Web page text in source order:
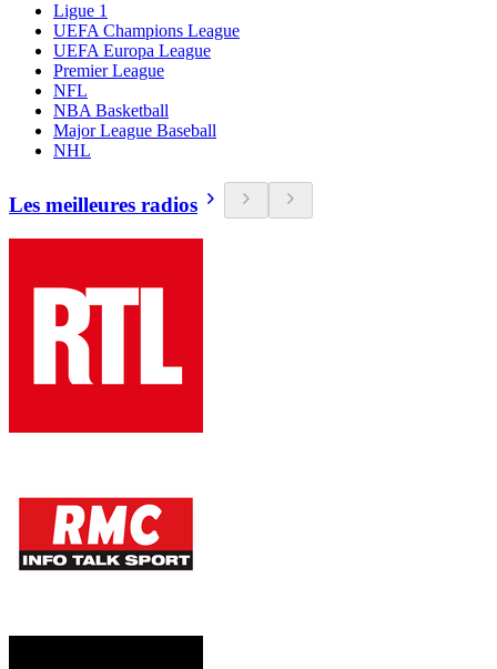
Ligue 1
UEFA Champions League
UEFA Europa League
Premier League
NFL
NBA Basketball
Major League Baseball
NHL
Les meilleures radios